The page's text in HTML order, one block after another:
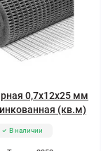
0,7x12x25 мм
(кв.м)
В наличии